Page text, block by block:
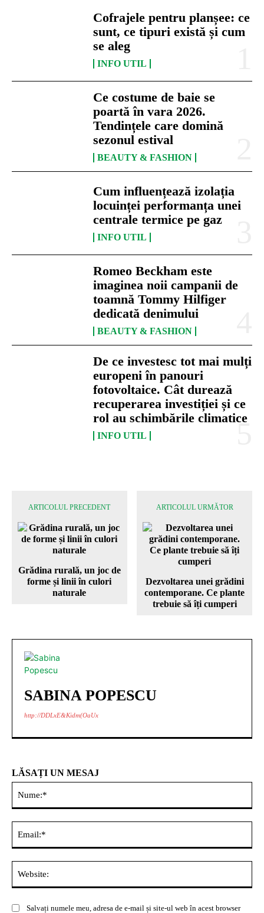
Cofrajele pentru planșee: ce
sunt, ce tipuri există și cum
se aleg
INFO UTIL
Ce costume de baie se
poartă în vara 2026.
Tendințele care domină
sezonul estival
BEAUTY & FASHION
Cum influențează izolația
locuinței performanța unei
centrale termice pe gaz
INFO UTIL
Romeo Beckham este
imaginea noii campanii de
toamnă Tommy Hilfiger
dedicată denimului
BEAUTY & FASHION
De ce investesc tot mai mulți
europeni în panouri
fotovoltaice. Cât durează
recuperarea investiției și ce
rol au schimbările climatice
INFO UTIL
ARTICOLUL PRECEDENT
Grădina rurală, un joc de
forme și linii în culori
naturale
ARTICOLUL URMĂTOR
Dezvoltarea unei grădini
contemporane. Ce plante
trebuie să îți cumperi
SABINA POPESCU
http://DDLxE&Kidm(OaUx
LĂSAȚI UN MESAJ
Salvați numele meu, adresa de e-mail și site-ul web în acest browser